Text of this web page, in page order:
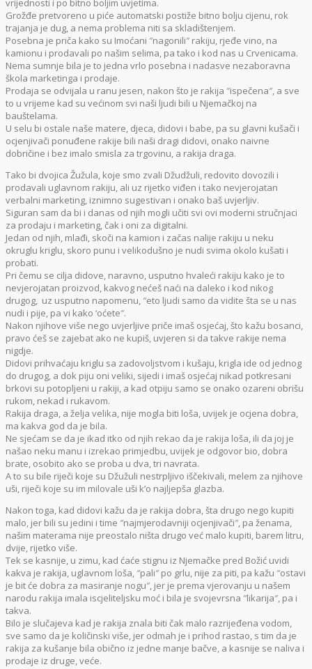
vrijednosti i po bitno boljim uvjetima.
Grožđe pretvoreno u piće automatski postiže bitno bolju cijenu, rok
trajanja je dug, a nema problema niti sa skladištenjem.
Posebna je priča kako su Imoćani ″nagonili″ rakiju, rjeđe vino, na
kamionu i prodavali po našim selima, pa tako i kod nas u Crvenicama.
Nema sumnje bila je to jedna vrlo posebna i nadasve nezaboravna
škola marketinga i prodaje.
Prodaja se odvijala u ranu jesen, nakon što je rakija ″ispečena″, a sve
to u vrijeme kad su većinom svi naši ljudi bili u Njemačkoj na
bauštelama.
U selu bi ostale naše matere, djeca, didovi i babe, pa su glavni kušači i
ocjenjivači ponuđene rakije bili naši dragi didovi, onako naivne
dobričine i bez imalo smisla za trgovinu, a rakija draga.
Tako bi dvojica Žužula, koje smo zvali Džudžuli, redovito dovozili i
prodavali uglavnom rakiju, ali uz rijetko viđen i tako nevjerojatan
verbalni marketing, iznimno sugestivan i onako baš uvjerljiv.
Siguran sam da bi i danas od njih mogli učiti svi ovi moderni stručnjaci
za prodaju i marketing, čak i oni za digitalni.
Jedan od njih, mlađi, skoči na kamion i začas nalije rakiju u neku
okruglu kriglu, skoro punu i velikodušno je nudi svima okolo kušati i
probati.
Pri čemu se cilja didove, naravno, usputno hvaleći rakiju kako je to
nevjerojatan proizvod, kakvog nećeš naći na daleko i kod nikog
drugog, uz usputno napomenu, ″eto ljudi samo da vidite šta se u nas
nudi i pije, pa vi kako ‘oćete″.
Nakon njihove više nego uvjerljive priče imaš osjećaj, što kažu bosanci,
pravo ćeš se zajebat ako ne kupiš, uvjeren si da takve rakije nema
nigdje.
Didovi prihvaćaju kriglu sa zadovoljstvom i kušaju, krigla ide od jednog
do drugog, a dok piju oni veliki, sijedi i imaš osjećaj nikad potkresani
brkovi su potopljeni u rakiji, a kad otpiju samo se onako ozareni obrišu
rukom, nekad i rukavom.
Rakija draga, a želja velika, nije mogla biti loša, uvijek je ocjena dobra,
ma kakva god da je bila.
Ne sjećam se da je ikad itko od njih rekao da je rakija loša, ili da joj je
našao neku manu i izrekao primjedbu, uvijek je odgovor bio, dobra
brate, osobito ako se proba u dva, tri navrata.
A to su bile riječi koje su Džužuli nestrpljivo iščekivali, melem za njihove
uši, riječi koje su im milovale uši k’o najljepša glazba.
Nakon toga, kad didovi kažu da je rakija dobra, šta drugo nego kupiti
malo, jer bili su jedini i time ″najmjerodavniji ocjenjivači″, pa ženama,
našim materama nije preostalo ništa drugo već malo kupiti, barem litru,
dvije, rijetko više.
Tek se kasnije, u zimu, kad ćaće stignu iz Njemačke pred Božić uvidi
kakva je rakija, uglavnom loša, ″pali″ po grlu, nije za piti, pa kažu ″ostavi
je bit će dobra za masiranje nogu″, jer je prema vjerovanju u našem
narodu rakija imala iscjeliteljsku moć i bila je svojevrsna ″likarija″, pa i
takva.
Bilo je slučajeva kad je rakija znala biti čak malo razrijeđena vodom,
sve samo da je količinski više, jer odmah je i prihod rastao, s tim da je
rakija za kušanje bila obično iz jedne manje bačve, a kasnije se naliva i
prodaje iz druge, veće.